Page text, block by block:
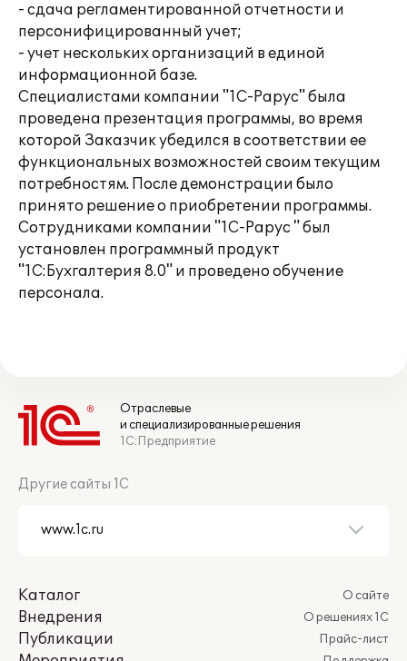
- сдача регламентированной отчетности и
персонифицированный учет;
- учет нескольких организаций в единой
информационной базе.
Специалистами компании "1С-Рарус" была
проведена презентация программы, во время
которой Заказчик убедился в соответствии ее
функциональных возможностей своим текущим
потребностям. После демонстрации было
принято решение о приобретении программы.
Сотрудниками компании "1С-Рарус " был
установлен программный продукт
"1С:Бухгалтерия 8.0" и проведено обучение
персонала.
Отраслевые
и специализированные решения
1С:Предприятие
Другие сайты 1С
Каталог
Внедрения
Публикации
О сайте
О решениях 1С
Прайс-лист